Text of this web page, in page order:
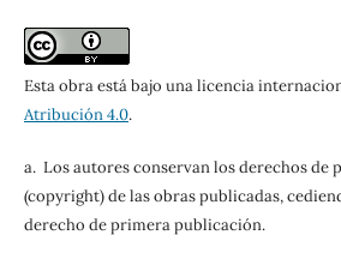
Esta obra está bajo una licencia
Atribución 4.0.
a. Los autores conservan los derechos de
(copyright) de las obras publicadas,
derecho de primera publicación.